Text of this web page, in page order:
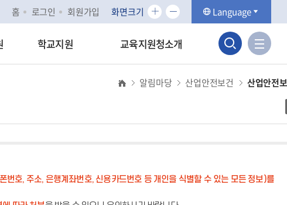
홈 로그인 회원가입 화면크기
화
면
크
기
확
대
화
면
크
기
축
소
Language
학교지원 교육지원청소개
검
색
영
사
이
맵
가
알림마당 산업안전보건 산업안전
번호, 주소, 은행계좌번호, 신용카드번호 등 개인을 식별할 수 있는 모든 정보)를